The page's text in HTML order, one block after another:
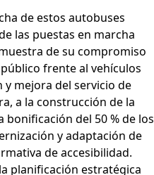
de estos autobuses
las puestas en marcha
de su compromiso
frente al vehículos
y mejora del servicio de
a la construcción de la
del 50 % de los
y adaptación de
de accesibilidad.
planificación estratégica